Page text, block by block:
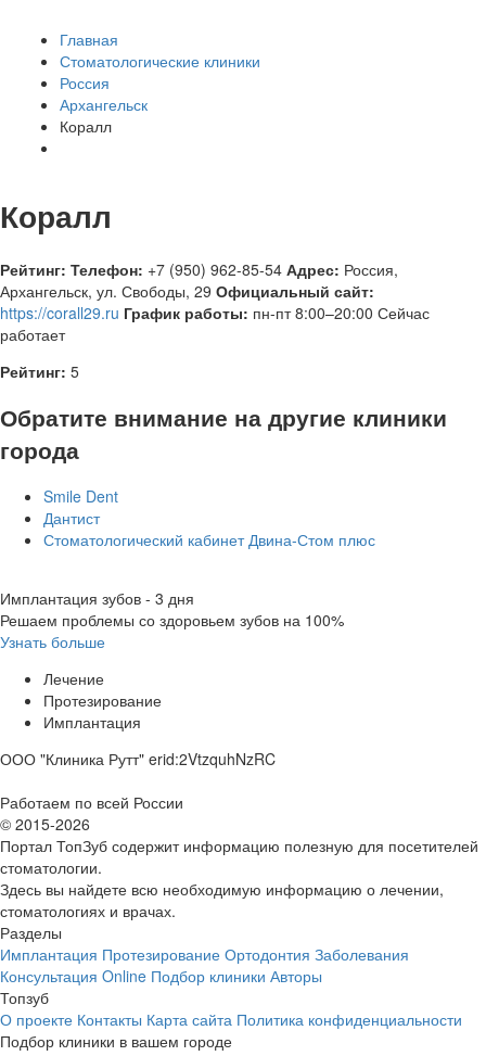
Главная
Стоматологические клиники
Россия
Архангельск
Коралл
Коралл
Рейтинг: Телефон: +7 (950) 962-85-54 Адрес: Россия,
Архангельск, ул. Свободы, 29 Официальный сайт:
https://corall29.ru График работы: пн-пт 8:00–20:00 Сейчас
работает
Рейтинг: 5
Обратите внимание на другие клиники
города
Smile Dent
Дантист
Стоматологический кабинет Двина-Стом плюс
Имплантация зубов - 3 дня
Решаем проблемы со здоровьем зубов на 100%
Узнать больше
Лечение
Протезирование
Имплантация
ООО "Клиника Рутт" erid:2VtzquhNzRC
Работаем по всей России
© 2015-2026
Портал ТопЗуб содержит информацию полезную для посетителей
стоматологии.
Здесь вы найдете всю необходимую информацию о лечении,
стоматологиях и врачах.
Разделы
Имплантация Протезирование Ортодонтия Заболевания
Консультация Online Подбор клиники Авторы
Топзуб
О проекте Контакты Карта сайта Политика конфиденциальности
Подбор клиники в вашем городе